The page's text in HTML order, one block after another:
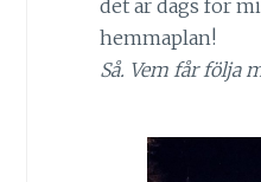
det är dags för
hemmaplan!
Så. Vem får följa